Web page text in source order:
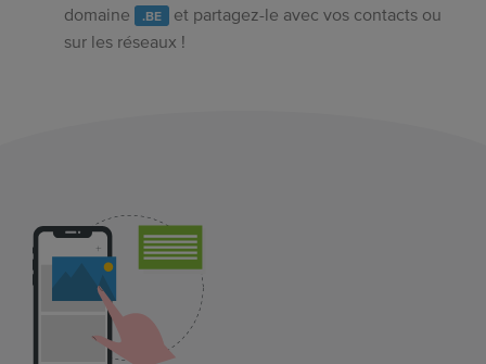
domaine
.BE
et partagez-le avec vos contacts ou
sur les réseaux !